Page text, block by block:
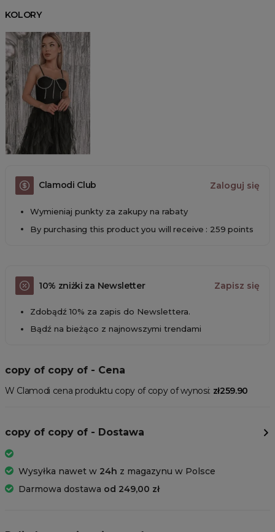
KOLORY
Clamodi Club Zaloguj się
Wymieniaj punkty za zakupy na rabaty
By purchasing this product you will receive : 259 points
10% zniżki za Newsletter Zapisz się
Zdobądź 10% za zapis do Newslettera.
Bądź na bieżąco z najnowszymi trendami
copy of copy of - Cena
W Clamodi cena produktu copy of copy of wynosi: zł259.90
copy of copy of - Dostawa
Wysyłka nawet w 24h z magazynu w Polsce
Darmowa dostawa od 249,00 zł